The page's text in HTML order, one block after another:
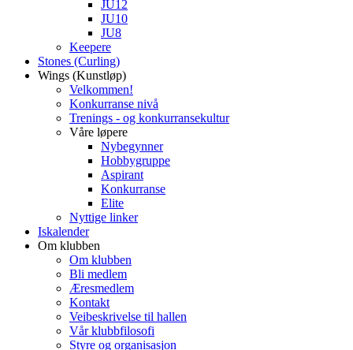
JU12
JU10
JU8
Keepere
Stones (Curling)
Wings (Kunstløp)
Velkommen!
Konkurranse nivå
Trenings - og konkurransekultur
Våre løpere
Nybegynner
Hobbygruppe
Aspirant
Konkurranse
Elite
Nyttige linker
Iskalender
Om klubben
Om klubben
Bli medlem
Æresmedlem
Kontakt
Veibeskrivelse til hallen
Vår klubbfilosofi
Styre og organisasjon